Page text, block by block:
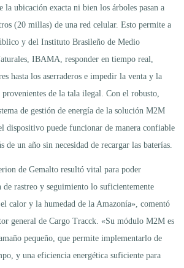
la ubicación exacta ni bien los árboles pasan a
(20 millas) de una red celular. Esto permite a
y del Instituto Brasileño de Medio
IBAMA, responder en tiempo real,
hasta los aserraderos e impedir la venta y la
de la tala ilegal. Con el robusto,
de gestión de energía de la solución M2M
dispositivo puede funcionar de manera confiable
de un año sin necesidad de recargar las baterías.
de Gemalto resultó vital para poder
de rastreo y seguimiento lo suficientemente
calor y la humedad de la Amazonía», comentó
general de Cargo Tracck. «Su módulo M2M es
pequeño, que permite implementarlo de
y una eficiencia energética suficiente para